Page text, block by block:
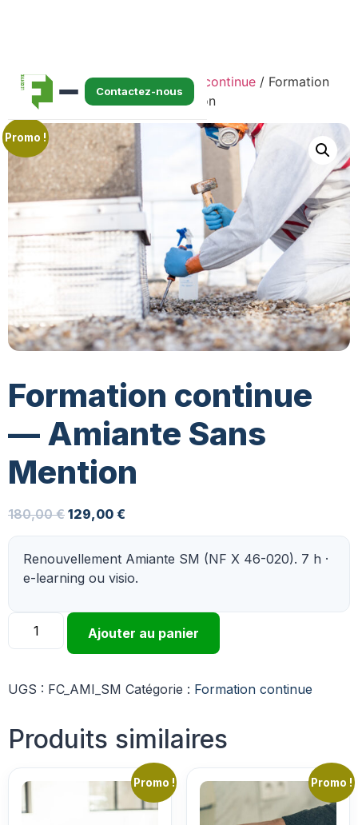
Contactez-nous
Accueil/ E-learning/Formation continue / Formation
continue — Amiante Sans Mention
Promo !
Formation continue
— Amiante Sans
Mention
180,00€ 129,00 €
Renouvellement Amiante SM (NF X 46-020). 7 h ·
e-learning ou visio.
Ajouter au panier
UGS : FC_AMI_SM Catégorie : Formation continue
Produits similaires
Promo ! Promo !